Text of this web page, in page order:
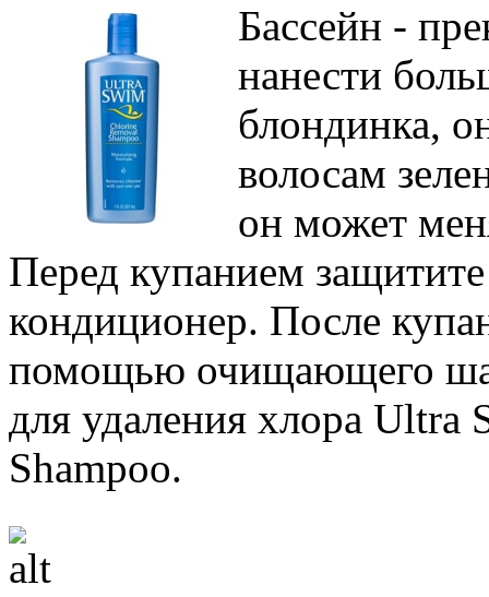
Бассейн -
нанести
блондинка,
волосам
он может
Перед купанием
кондиционер. После
помощью очищающего
для удаления хлора Ultra
Shampoo.